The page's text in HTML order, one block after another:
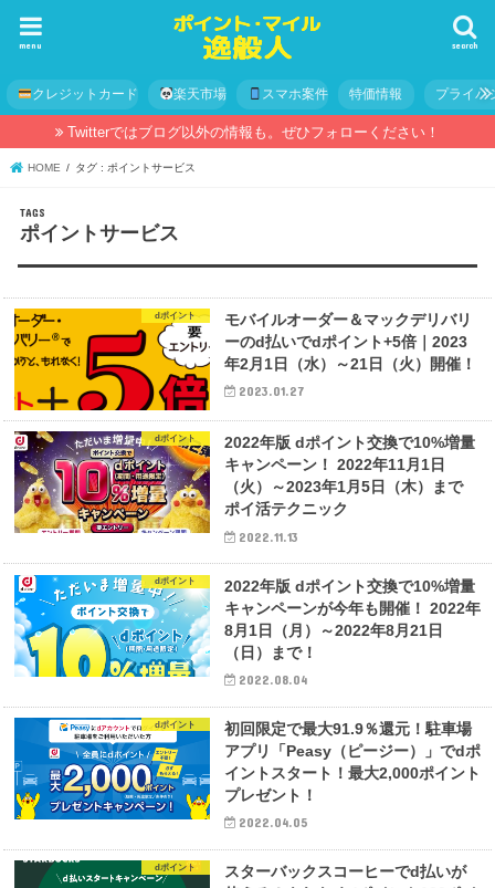
search
menu
クレジットカード 楽天市場 スマホ案件 特価情報 プライバ
Twitterではブログ以外の情報も。ぜひフォローください！
HOME タグ : ポイントサービス
ポイントサービス
dポイント
モバイルオーダー＆マックデリバリ
ーのd払いでdポイント+5倍｜2023
年2月1日（水）～21日（火）開催！
2023.01.27
dポイント
2022年版 dポイント交換で10%増量
キャンペーン！ 2022年11月1日
（火）～2023年1月5日（木）まで
ポイ活テクニック
2022.11.13
dポイント
2022年版 dポイント交換で10%増量
キャンペーンが今年も開催！ 2022年
8月1日（月）～2022年8月21日
（日）まで！
2022.08.04
dポイント
初回限定で最大91.9％還元！駐車場
アプリ「Peasy（ピージー）」でdポ
イントスタート！最大2,000ポイント
プレゼント！
2022.04.05
dポイント
スターバックスコーヒーでd払いが